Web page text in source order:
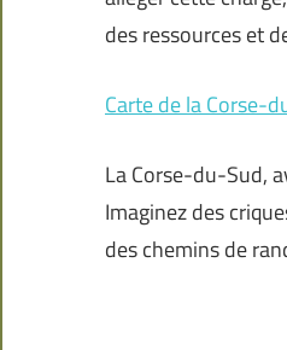
des ressources et
Carte de la Corse-
La Corse-du-Sud,
Imaginez des
des chemins de